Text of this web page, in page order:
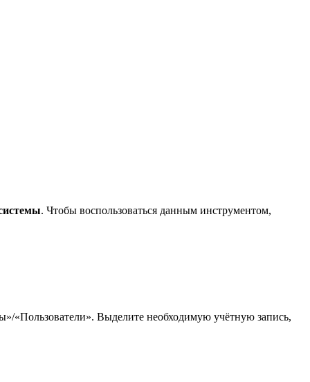
. Чтобы воспользоваться данным инструментом,
«Пользователи». Выделите необходимую учётную запись,